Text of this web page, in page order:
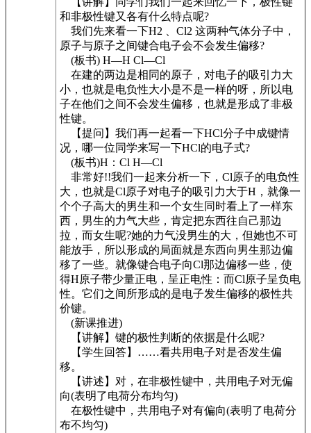
和非极性键又各有什么特点呢?
我们先来看一下H2 、Cl2 这两种气体分子中，
原子与原子之间键合电子会不会发生偏移?
(板书) H—H Cl—Cl
在建的两边是相同的原子，对电子的吸引力大
小，也就是电负性大小是不是一样的呀，所以电
子在他们之间不会发生偏移，也就是形成了非极
性键。
【提问】我们再一起看一下HCl分子中成键情
况，哪一位同学来写一下HCl的电子式?
(板书)H：Cl H—Cl
非常好!!我们一起来分析一下，Cl原子的电负性
大，也就是Cl原子对电子的吸引力大于H，就像一
个个子高大的男生和一个女生同时看上了一样东
西，男生的力气大些，肯定把东西往自己那边
拉，而女生呢?她的力气没男生的大，但她也不可
能放手，所以形成的局面就是东西向男生那边偏
移了一些。就像键合电子向Cl那边偏移一些，使
得H原子带少量正电，呈正电性：而Cl原子呈负电
性。它们之间所形成的是电子发生偏移的极性共
价键。
(新课推进)
【讲解】键的极性判断的依据是什么呢?
【学生回答】……看共用电子对是否发生偏
移。
【讲述】对，在非极性键中，共用电子对无偏
向(表明了电荷分布均匀)
在极性键中，共用电子对有偏向(表明了电荷分
布不均匀)